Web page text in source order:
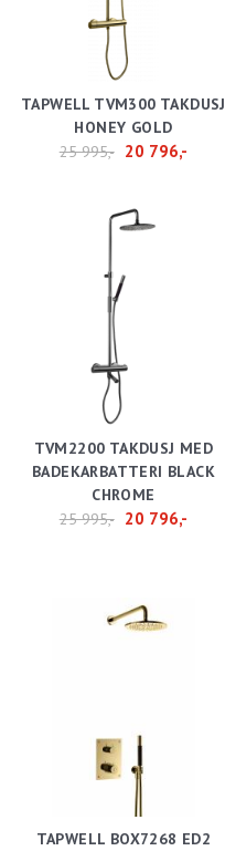
TAPWELL TVM300 TAKDUSJ
HONEY GOLD
25 995,- 20 796,-
TVM2200 TAKDUSJ MED
BADEKARBATTERI BLACK
CHROME
25 995,- 20 796,-
TAPWELL BOX7268 ED2